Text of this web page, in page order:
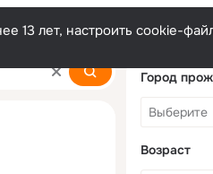
13 лет, настроить cookie-
Город
Возраст